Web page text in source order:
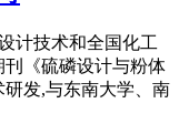
计技术和全国化工
《硫磷设计与粉体
发,与东南大学、南